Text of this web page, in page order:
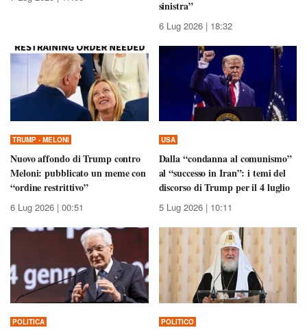
sinistra”
6 Lug 2026 | 18:32
TRUMP - MELONI
Nuovo affondo di Trump contro
Meloni: pubblicato un meme con
“ordine restrittivo”
6 Lug 2026 | 00:51
USA
Dalla “condanna al comunismo”
al “successo in Iran”: i temi del
discorso di Trump per il 4 luglio
5 Lug 2026 | 10:11
POLITICA POLITICO